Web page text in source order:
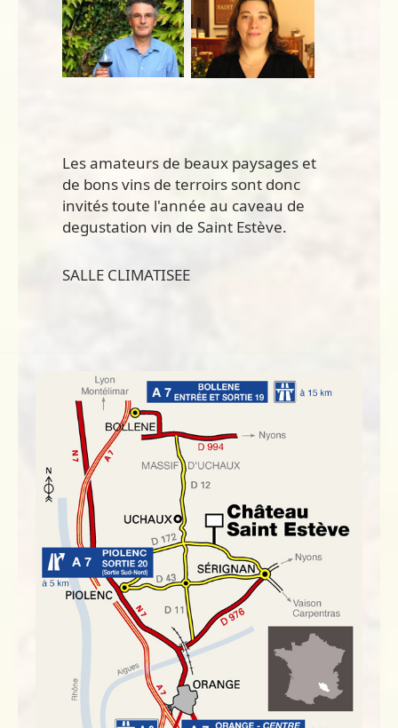
Les amateurs de beaux paysages et
de bons vins de terroirs sont donc
invités toute l'année au caveau de
degustation vin de Saint Estève.
SALLE CLIMATISEE